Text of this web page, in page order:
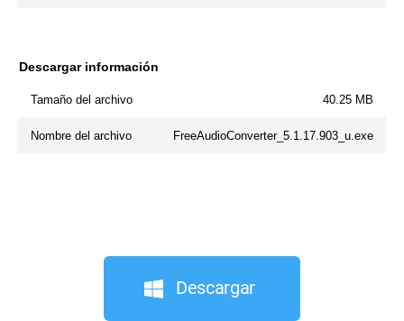
Descargar información
Tamaño del archivo 40.25 MB
Nombre del archivo FreeAudioConverter_5.1.17.903_u.exe
Descargar